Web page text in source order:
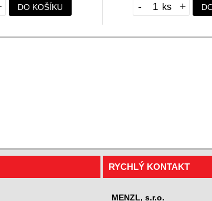
DO KOŠÍKU - +
RYCHLÝ KONTAKT
MENZL, s.r.o.